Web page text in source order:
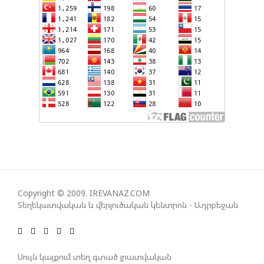
ՄԻՋԵՎ ՀԱՐԱԲԵՐՈՒԹՅՈՒՆՆԵՐԻ ԴԻՆԱՄԻԿ
ԶԱՐԳԱՑՈՒՄԻՑ»
ՇԱՐՈՒՆԱԿՎՈՒՄ Է «ՄԵԾ ՎԵՐԱԴԱՐՁ» ԾՐԱԳՐԻ
ԻՐԱԿԱՆԱՑՈՒՄԸ
ԱԴՐԲԵՋԱՆԸ ՄԱԿ-Ի ԱՆՎՏԱՆԳՈՒԹՅԱՆ
ԿԵՆՏՐՈՆԱԿԱՆ ԱՍԻԱՅԻ ԵՐԿՐՆԵՐԸ ԵՎ
ՉԻՆԱՍՏԱՆԸ ԲԱՐՁՐ ԵՆ ԳՆԱՀԱՏՈՒՄ ՎՐԱՍՏԱՆԻ
Copyright © 2009. IREVANAZ.COM
Տեղեկատվական և վերլուծական կենտրոն - Ադրբեջան
Սույն կայքում տեղ գտած լրատվական